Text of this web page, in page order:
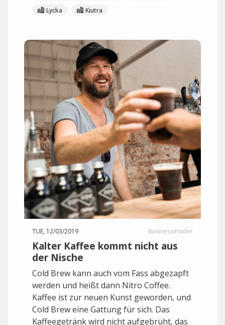
Lycka
Kiutra
TUE, 12/03/2019 BusinessInsider
Kalter Kaffee kommt nicht aus
der Nische
Cold Brew kann auch vom Fass abgezapft
werden und heißt dann Nitro Coffee.
Kaffee ist zur neuen Kunst geworden, und
Cold Brew eine Gattung für sich. Das
Kaffeegetränk wird nicht aufgebrüht, das